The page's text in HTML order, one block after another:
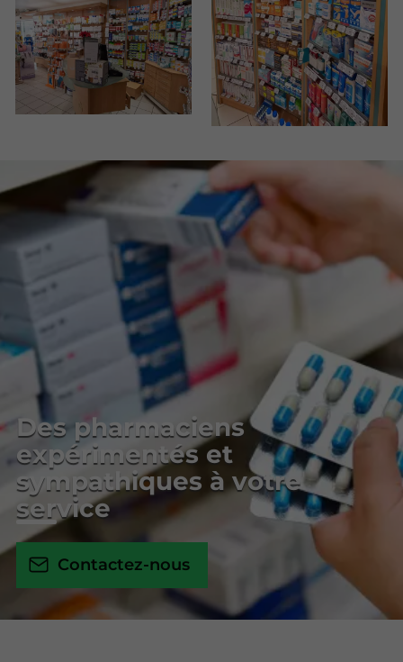
Des pharmaciens
expérimentés et
sympathiques à votre
service
Contactez-nous